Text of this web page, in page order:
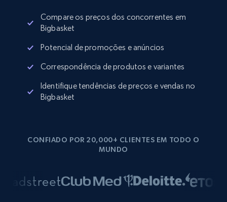
Compare os preços dos concorrentes em
Bigbasket
Potencial de promoções e anúncios
Correspondência de produtos e variantes
Identifique tendências de preços e vendas no
Bigbasket
CONFIADO POR 20,000+ CLIENTES EM TODO O
MUNDO